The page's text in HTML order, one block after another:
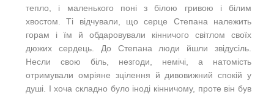
тепло, і маленького поні з білою гривою і білим
хвостом. Ті відчували, що серце Степана належить
горам і їм й обдаровували кінничого світлом своїх
дюжих сердець. До Степана люди йшли звідусіль.
Несли свою біль, незгоди, немічі, а натомість
отримували омріяне зцілення й дивовижний спокій у
душі. І хоча складно було іноді кінничому, проте він був